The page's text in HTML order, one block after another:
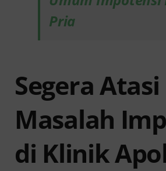
Pria
Segera Atasi
Masalah
di Klinik